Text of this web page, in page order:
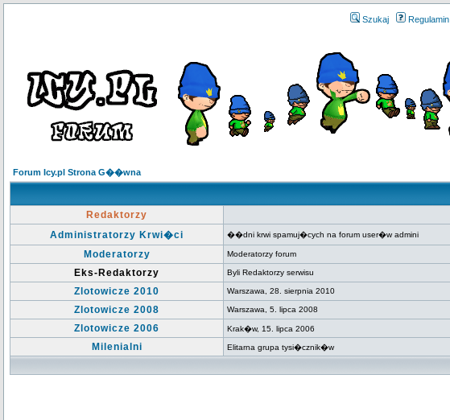
Szukaj Regulamin
Forum Icy.pl Strona G��wna
Redaktorzy
Administratorzy Krwi�ci
��dni krwi spamuj�cych na forum user�w admini
Moderatorzy Moderatorzy forum
Eks-Redaktorzy Byli Redaktorzy serwisu
Zlotowicze 2010 Warszawa, 28. sierpnia 2010
Zlotowicze 2008 Warszawa, 5. lipca 2008
Zlotowicze 2006 Krak�w, 15. lipca 2006
Milenialni Elitarna grupa tysi�cznik�w